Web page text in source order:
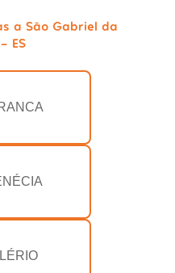
a São Gabriel da
ES